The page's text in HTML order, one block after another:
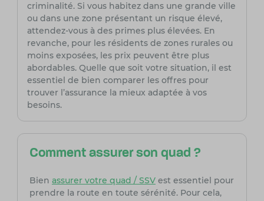
criminalité. Si vous habitez dans une grande ville
ou dans une zone présentant un risque élevé,
attendez-vous à des primes plus élevées. En
revanche, pour les résidents de zones rurales ou
moins exposées, les prix peuvent être plus
abordables. Quelle que soit votre situation, il est
essentiel de bien comparer les offres pour
trouver l’assurance la mieux adaptée à vos
besoins.
Comment assurer son quad ?
Bien assurer votre quad / SSVest essentiel pour
prendre la route en toute sérénité. Pour cela,